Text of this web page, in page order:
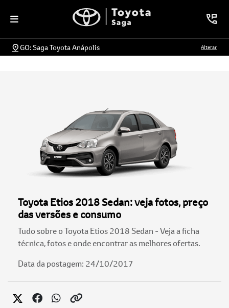
GO: Saga Toyota Anápolis Alterar
Toyota Etios 2018 Sedan: veja fotos, preço
das versões e consumo
Tudo sobre o Toyota Etios 2018 Sedan - Veja a ficha
técnica, fotos e onde encontrar as melhores ofertas.
Data da postagem: 24/10/2017